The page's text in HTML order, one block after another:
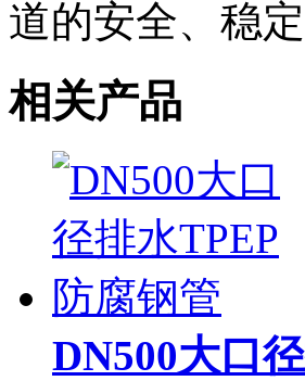
道的安全、稳定
相关产品
DN500大口